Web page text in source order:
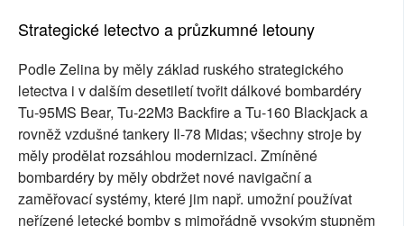
Strategické letectvo a průzkumné letouny
Podle Zelina by měly základ ruského strategického
letectva i v dalším desetiletí tvořit dálkové bombardéry
Tu-95MS Bear, Tu-22M3 Backfire a Tu-160 Blackjack a
rovněž vzdušné tankery Il-78 Midas; všechny stroje by
měly prodělat rozsáhlou modernizaci. Zmíněné
bombardéry by měly obdržet nové navigační a
zaměřovací systémy, které jim např. umožní používat
neřízené letecké bomby s mimořádně vysokým stupněm